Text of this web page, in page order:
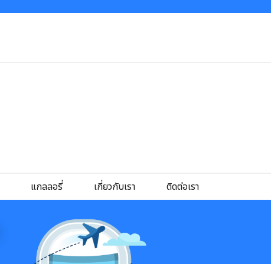
แกลลอรี่ เกี่ยวกับเรา ติดต่อเรา